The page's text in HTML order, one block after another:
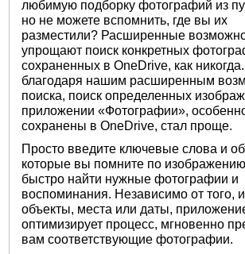
любимую подборку фотографий из
но не можете вспомнить, где вы их
разместили? Расширенные
упрощают поиск конкретных
сохраненных в OneDrive, как
благодаря нашим расширенным
поиска, поиск определенных
приложении «Фотографии»,
сохранены в OneDrive, стал проще.
Просто введите ключевые слова и
которые вы помните по
быстро найти нужные фотографии и
воспоминания. Независимо от того,
объекты, места или даты,
оптимизирует процесс, мгновенно
вам соответствующие фотографии.